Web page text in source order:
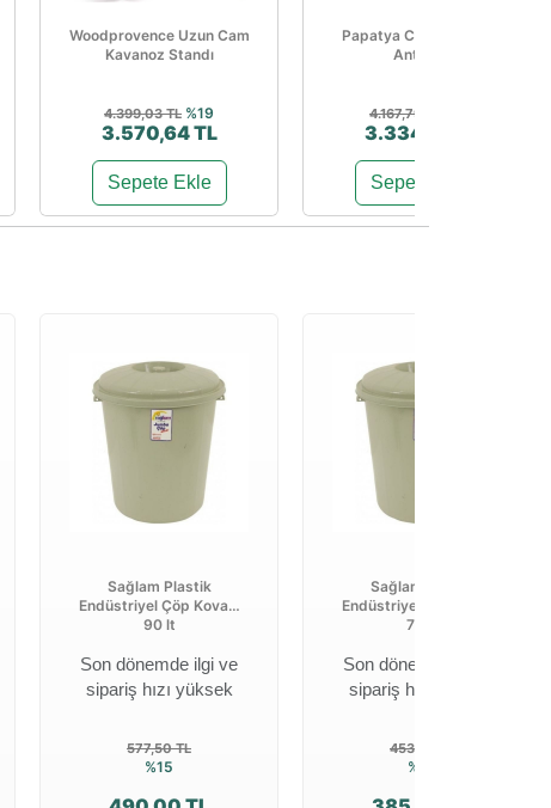
Woodprovence Uzun Cam
Kavanoz Standı
4.399,03 TL %19
3.570,64 TL
Sepete Ekle
Papatya Cool Sandalye
Antrasit
4.167,79 TL
3.334,22 TL
Sepete Ekle
Sağlam Plastik
Endüstriyel Çöp Kovası
90 lt
Son dönemde ilgi ve
sipariş hızı yüksek
577,50 TL
%15
Sağlam Plastik
Endüstriyel Çöp Kovası
70 lt
Son dönemde ilgi ve
sipariş hızı yüksek
453,75 TL
%15